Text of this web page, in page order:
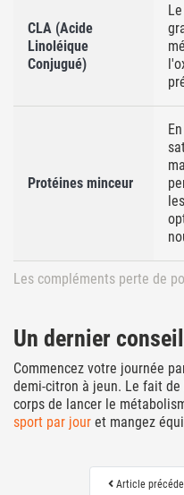
Les compléments perte de
CLA (Acide
Linoléique
Conjugué)
Le
Protéines minceur
les
Un dernier
Commencez votre journée
demi-citron à jeun. Le fait
corps de lancer le
sport par jour et mangez
Article